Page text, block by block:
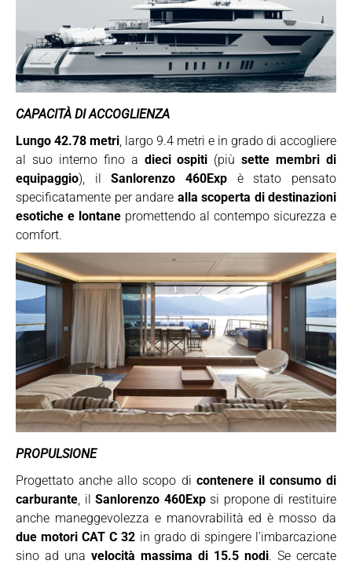
CAPACITÀ DI ACCOGLIENZA
Lungo 42.78 metri , largo 9.4 metri e in grado di accogliere
al suo interno fino a dieci ospiti (piùsette membri di
equipaggio), ilSanlorenzo 460Exp è stato pensato
specificatamente per andare alla scoperta di destinazioni
esotiche e lontane promettendo al contempo sicurezza e
comfort.
PROPULSIONE
Progettato anche allo scopo di contenere il consumo di
carburante, ilSanlorenzo 460Expsi propone di restituire
anche maneggevolezza e manovrabilità ed è mosso da
due motori CAT C 32 in grado di spingere l’imbarcazione
sino ad una velocità massima di 15.5 nodi. Se cercate